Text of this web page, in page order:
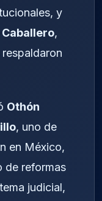
y
,
Othón
, uno de
en México,
de reformas
judicial,